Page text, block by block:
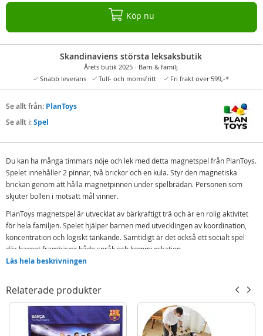
Köp nu
Skandinaviens största leksaksbutik
Årets butik 2025 - Barn & familj
Snabb leverans
Tull- och momsfritt Fri frakt över 599,-*
Se allt från: PlanToys
Se allt i:Spel
Du kan ha många timmars nöje och lek med detta magnetspel från PlanToys.
Spelet innehåller 2 pinnar, två brickor och en kula. Styr den magnetiska
brickan genom att hålla magnetpinnen under spelbrädan. Personen som
skjuter bollen i motsatt mål vinner.
PlanToys magnetspel är utvecklat av bärkraftigt trä och är en rolig aktivitet
för hela familjen. Spelet hjälper barnen med utvecklingen av koordination,
koncentration och logiskt tänkande. Samtidigt är det också ett socialt spel
där barnet framhäver både språk och kommunikation.
Innehåll:
2 magnetpinnar
2 magnetbrickor
1 kula
Läs hela beskrivningen
Relaterade produkter